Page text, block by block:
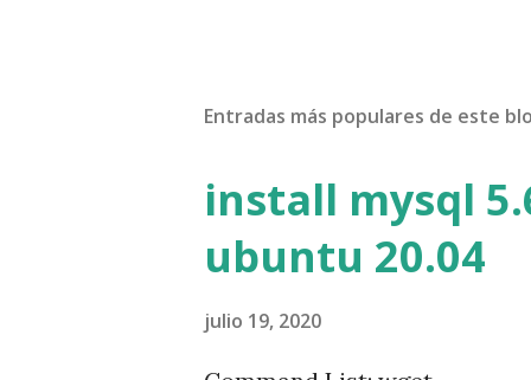
Entradas más populares de este
install mysql
ubuntu 20.04
julio 19, 2020